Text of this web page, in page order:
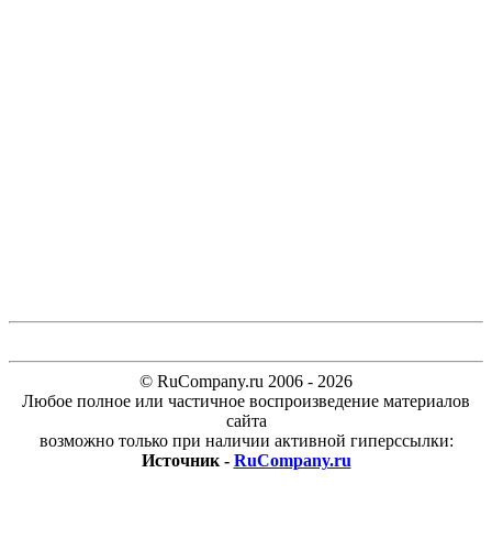
© RuCompany.ru 2006 - 2026
Любое полное или частичное воспроизведение материалов
сайта
возможно только при наличии активной гиперссылки:
Источник - RuCompany.ru